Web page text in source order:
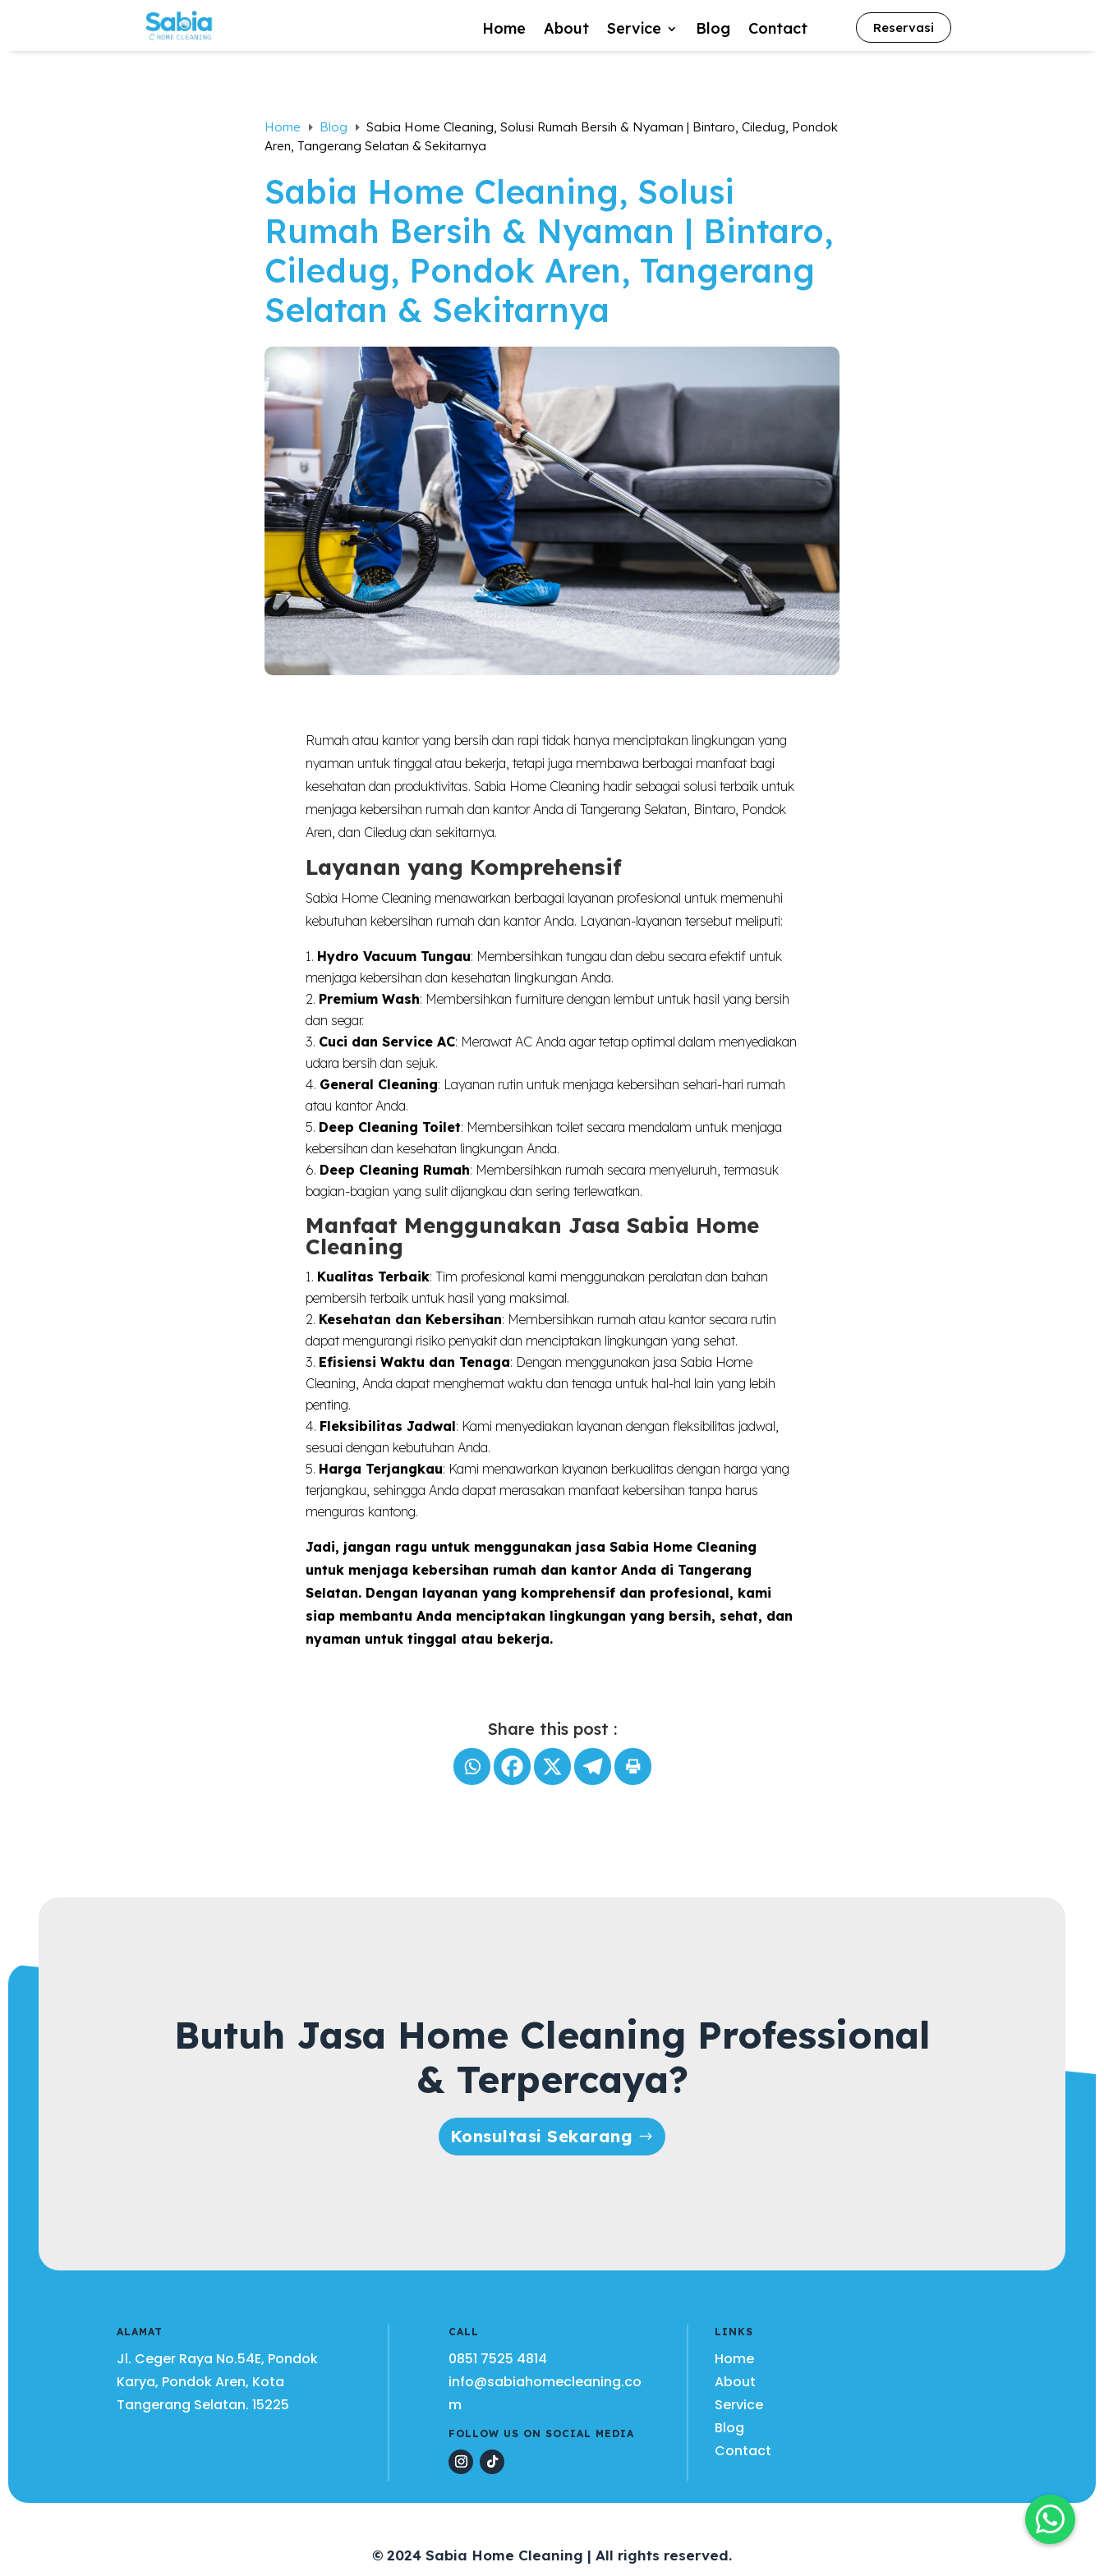
Home About Service Blog Contact Reservasi
Home E Blog E Sabia Home Cleaning, Solusi Rumah Bersih & Nyaman | Bintaro, Ciledug, Pondok
Aren, Tangerang Selatan & Sekitarnya
Sabia Home Cleaning, Solusi
Rumah Bersih & Nyaman | Bintaro,
Ciledug, Pondok Aren, Tangerang
Selatan & Sekitarnya
Rumah atau kantor yang bersih dan rapi tidak hanya menciptakan lingkungan yang
nyaman untuk tinggal atau bekerja, tetapi juga membawa berbagai manfaat bagi
kesehatan dan produktivitas. Sabia Home Cleaning hadir sebagai solusi terbaik untuk
menjaga kebersihan rumah dan kantor Anda di Tangerang Selatan, Bintaro, Pondok
Aren, dan Ciledug dan sekitarnya.
Layanan yang Komprehensif
Sabia Home Cleaning menawarkan berbagai layanan profesional untuk memenuhi
kebutuhan kebersihan rumah dan kantor Anda. Layanan-layanan tersebut meliputi:
Hydro Vacuum Tungau: Membersihkan tungau dan debu secara efektif untuk
menjaga kebersihan dan kesehatan lingkungan Anda.
Premium Wash: Membersihkan furniture dengan lembut untuk hasil yang bersih
dan segar.
Cuci dan Service AC: Merawat AC Anda agar tetap optimal dalam menyediakan
udara bersih dan sejuk.
General Cleaning: Layanan rutin untuk menjaga kebersihan sehari-hari rumah
atau kantor Anda.
Deep Cleaning Toilet: Membersihkan toilet secara mendalam untuk menjaga
kebersihan dan kesehatan lingkungan Anda.
Deep Cleaning Rumah: Membersihkan rumah secara menyeluruh, termasuk
bagian-bagian yang sulit dijangkau dan sering terlewatkan.
Manfaat Menggunakan Jasa Sabia Home
Cleaning
Kualitas Terbaik: Tim profesional kami menggunakan peralatan dan bahan
pembersih terbaik untuk hasil yang maksimal.
Kesehatan dan Kebersihan: Membersihkan rumah atau kantor secara rutin
dapat mengurangi risiko penyakit dan menciptakan lingkungan yang sehat.
Efisiensi Waktu dan Tenaga: Dengan menggunakan jasa Sabia Home
Cleaning, Anda dapat menghemat waktu dan tenaga untuk hal-hal lain yang lebih
penting.
Fleksibilitas Jadwal: Kami menyediakan layanan dengan fleksibilitas jadwal,
sesuai dengan kebutuhan Anda.
Harga Terjangkau: Kami menawarkan layanan berkualitas dengan harga yang
terjangkau, sehingga Anda dapat merasakan manfaat kebersihan tanpa harus
menguras kantong.
Jadi, jangan ragu untuk menggunakan jasa Sabia Home Cleaning
untuk menjaga kebersihan rumah dan kantor Anda di Tangerang
Selatan. Dengan layanan yang komprehensif dan profesional, kami
siap membantu Anda menciptakan lingkungan yang bersih, sehat, dan
nyaman untuk tinggal atau bekerja.
Share this post :
Butuh Jasa Home Cleaning Professional
& Terpercaya?
Konsultasi Sekarang
ALAMAT
Jl. Ceger Raya No.54E, Pondok
Karya, Pondok Aren, Kota
Tangerang Selatan.15225
CALL
0851 7525 4814
info@sabiahomecleaning.co
m
FOLLOW US ON SOCIAL MEDIA
LINKS
Home
About
Service
Blog
Contact

© 2024 Sabia Home Cleaning | All rights reserved.